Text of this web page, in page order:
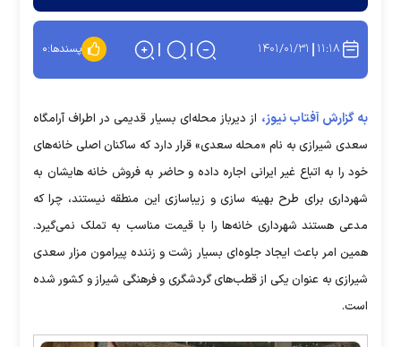
۱۱:۱۸ ۱۴۰۱/۰۱/۳۱ پسندها:۰
به گزارش آفتاب نیوز، از دیرباز محله‌ای بسیار قدیمی در اطراف آرامگاه
سعدی شیرازی به نام «محله سعدی» قرار دارد که ساکنان اصلی خانه‌های
خود را به اتباع غیر ایرانی اجاره داده و حاضر به فروش خانه هایشان به
شهرداری برای طرح بهینه سازی و زیباسازی این منطقه نیستند، چرا که
مدعی هستند شهرداری خانه‌ها را با قیمت مناسب به تملک نمی‌گیرد.
همین امر باعث ایجاد جلوه‌ای بسیار زشت و زننده پیرامون مزار سعدی
شیرازی به عنوان یکی از قطب‌های گردشگری و فرهنگی شیراز و کشور شده
است.